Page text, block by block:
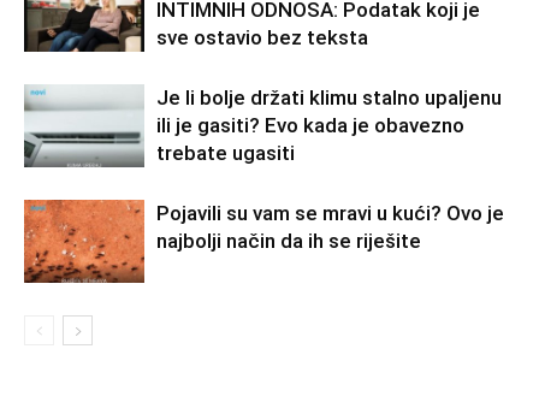
INTIMNIH ODNOSA: Podatak koji je
sve ostavio bez teksta
Je li bolje držati klimu stalno upaljenu
ili je gasiti? Evo kada je obavezno
trebate ugasiti
Pojavili su vam se mravi u kući? Ovo je
najbolji način da ih se riješite